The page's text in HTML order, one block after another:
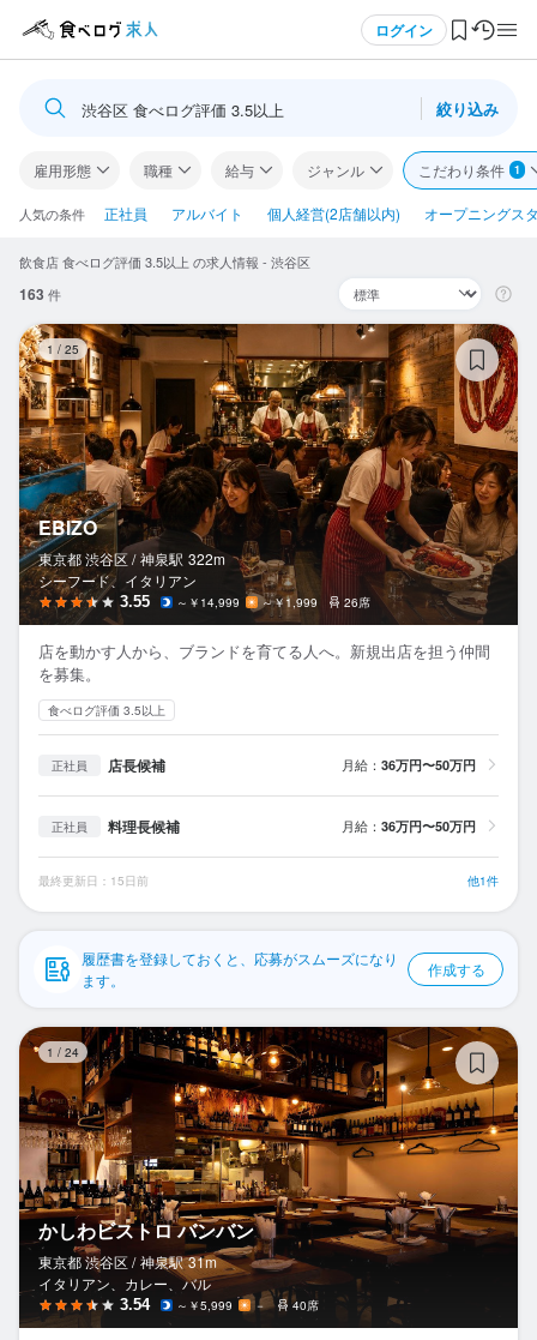
ログイン
ログイン・無料会員登録
食べログ求人TOP
求人検索
閲覧履歴
気になる求人
検索履歴・保存した条件
応募履歴
WEB履歴書
スカウト・メルマガ受信設定
ヘルプ・お問い合わせフォーム
掲載をご検討の店舗様へ
プライバシーポリシー
企業情報
渋谷区 食べログ評価 3.5以上 絞り込み
雇用形態 職種 給与 ジャンル こだわり条件 1
人気の条件 正社員 アルバイト 個人経営(2店舗以内) オープニングス
飲食店 食べログ評価 3.5以上 の求人情報 - 渋谷区
163 件
1 / 25
EBIZO
東京都 渋谷区 / 神泉駅 322m
シーフード、イタリアン
3.55 ～￥14,999 ～￥1,999 26席
店を動かす人から、ブランドを育てる人へ。新規出店を担う仲間
を募集。
食べログ評価 3.5以上
正社員 店長候補 月給： 36万円〜50万円
正社員 料理長候補 月給： 36万円〜50万円
最終更新日：15日前 他1件
履歴書を登録しておくと、応募がスムーズになり
ます。
作成する
1 / 24
かしわビストロ バンバン
東京都 渋谷区 / 神泉駅 31m
イタリアン、カレー、バル
3.54 ～￥5,999 － 40席